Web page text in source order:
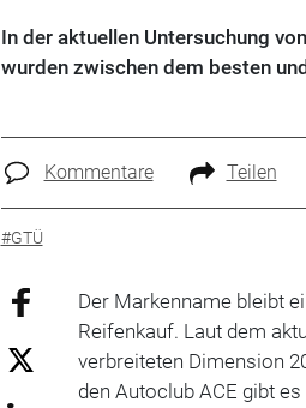
In der aktuellen Untersuchung
wurden zwischen dem besten
Kommentare Teilen
#GTÜ
Der Markenname bleibt
Reifenkauf. Laut dem
verbreiteten Dimension
den Autoclub ACE gibt